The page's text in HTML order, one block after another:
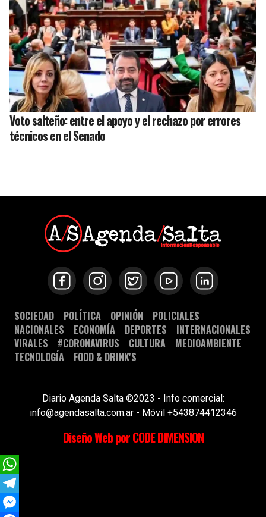
Voto salteño: entre el apoyo y el rechazo por errores
técnicos en el Senado
SOCIEDAD POLÍTICA OPINIÓN
POLICIALES
NACIONALES
ECONOMÍA DEPORTES
INTERNACIONALES
VIRALES
#CORONAVIRUS CULTURA
MEDIOAMBIENTE
TECNOLOGÍA
FOOD & DRINK'S
Diario Agenda Salta ©2023 - Info comercial:
info@agendasalta.com.ar - Móvil +543874412346
Diseño Web por CODE DIMENSION
WhatsApp
Telegram